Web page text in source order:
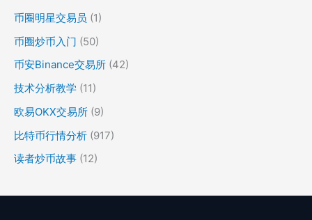
币圈明星交易员 (1)
币圈炒币入门 (50)
币安Binance交易所 (42)
技术分析教学 (11)
欧易OKX交易所 (9)
比特币行情分析 (917)
读者炒币故事 (12)